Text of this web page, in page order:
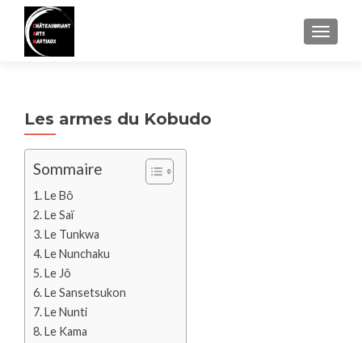
Les armes du Kobudo
Sommaire
Le Bô
Le Saï
Le Tunkwa
Le Nunchaku
Le Jô
Le Sansetsukon
Le Nunti
Le Kama